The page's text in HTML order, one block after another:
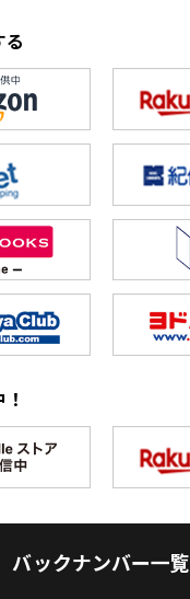
る
バックナンバー一覧